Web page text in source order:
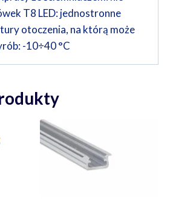
T8 LED: jednostronne
otoczenia, na którą może
-10÷40 °C